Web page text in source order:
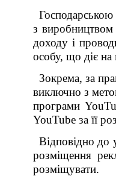
Господарською
з виробництвом
доходу і
особу, що діє на
Зокрема, за
виключно з
програми
YouTube за її
Відповідно до
розміщення
розміщувати.